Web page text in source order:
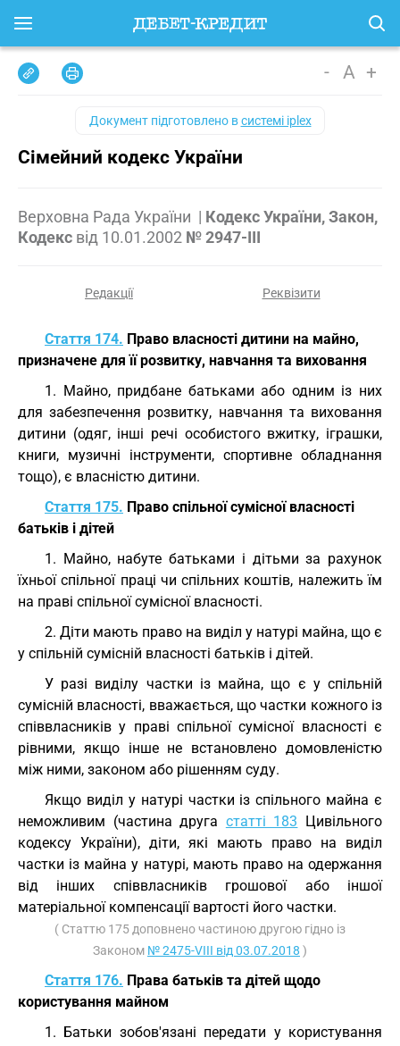
- A +
Документ підготовлено всистемі iplex
Сімейний кодекс України
Верховна Рада України | Кодекс України, Закон,
Кодекс від 10.01.2002 № 2947-III
Редакції Реквізити
Стаття 174. Право власності дитини на майно,
призначене для її розвитку, навчання та виховання
1. Майно, придбане батьками або одним із них
для забезпечення розвитку, навчання та виховання
дитини (одяг, інші речі особистого вжитку, іграшки,
книги, музичні інструменти, спортивне обладнання
тощо), є власністю дитини.
Стаття 175. Право спільної сумісної власності
батьків і дітей
1. Майно, набуте батьками і дітьми за рахунок
їхньої спільної праці чи спільних коштів, належить їм
на праві спільної сумісної власності.
2. Діти мають право на виділ у натурі майна, що є
у спільній сумісній власності батьків і дітей.
У разі виділу частки із майна, що є у спільній
сумісній власності, вважається, що частки кожного із
співвласників у праві спільної сумісної власності є
рівними, якщо інше не встановлено домовленістю
між ними, законом або рішенням суду.
Якщо виділ у натурі частки із спільного майна є
неможливим (частина друга статті 183 Цивільного
кодексу України), діти, які мають право на виділ
частки із майна у натурі, мають право на одержання
від інших співвласників грошової або іншої
матеріальної компенсації вартості його частки.
( Статтю 175 доповнено частиною другою гідно із
Законом № 2475-VIII від 03.07.2018 )
Стаття 176. Права батьків та дітей щодо
користування майном
1. Батьки зобов'язані передати у користування